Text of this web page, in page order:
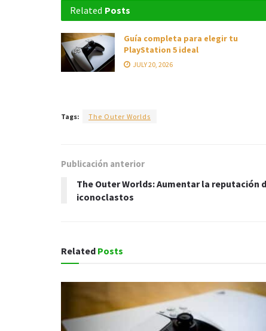
Related Posts
Guía completa para elegir tu
PlayStation 5 ideal
JULY 20, 2026
Tags: The Outer Worlds
Publicación anterior
The Outer Worlds: Aumentar la reputación
iconoclastos
Related Posts